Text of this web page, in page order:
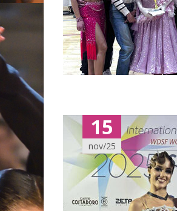
15
nov/25